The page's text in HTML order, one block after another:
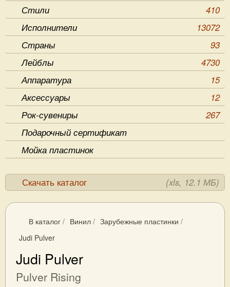
Стили
410
Исполнители
13072
Страны
93
Лейблы
4730
Аппаратура
15
Аксессуары
12
Рок-сувениры
267
Подарочный сертификат
Мойка пластинок
Скачать каталог (xls, 12.1 МБ)
В каталог / Винил / Зарубежные пластинки /
Judi Pulver
Judi Pulver
Pulver Rising